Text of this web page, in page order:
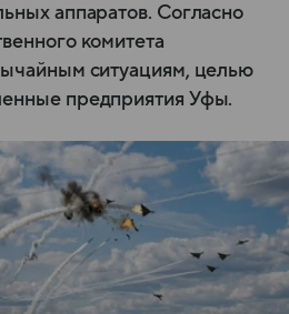
аппаратов. Согласно
комитета
ситуациям, целью
предприятия Уфы.